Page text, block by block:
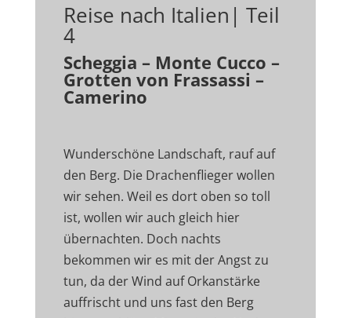
Reise nach Italien| Teil
4
Scheggia – Monte Cucco –
Grotten von Frassassi –
Camerino
Wunderschöne Landschaft, rauf auf
den Berg. Die Drachenflieger wollen
wir sehen. Weil es dort oben so toll
ist, wollen wir auch gleich hier
übernachten. Doch nachts
bekommen wir es mit der Angst zu
tun, da der Wind auf Orkanstärke
auffrischt und uns fast den Berg